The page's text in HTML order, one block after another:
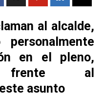
al alcalde,
en el pleno,
frente al
asunto